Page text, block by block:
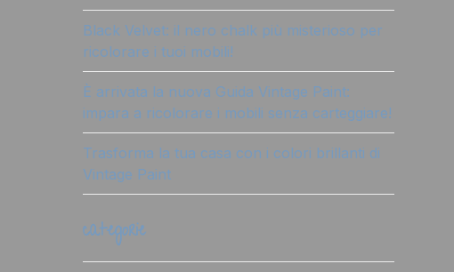
Black Velvet: il nero chalk più misterioso per
ricolorare i tuoi mobili!
È arrivata la nuova Guida Vintage Paint:
impara a ricolorare i mobili senza carteggiare!
Trasforma la tua casa con i colori brillanti di
Vintage Paint
categorie